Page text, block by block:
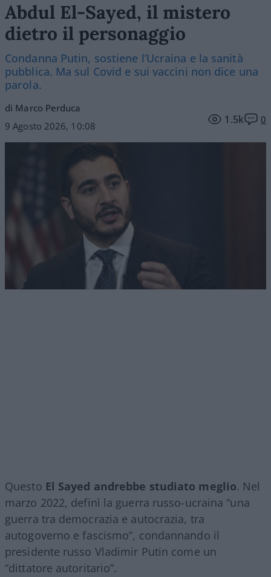
Abdul El-Sayed, il mistero
dietro il personaggio
Condanna Putin, sostiene l’Ucraina e la sanità
pubblica. Ma sul Covid e sui vaccini non dice una
parola.
di Marco Perduca
9 Agosto 2026, 10:08
1.5k 0
Questo El Sayed andrebbe studiato meglio. Nel
marzo 2022, definì la guerra russo-ucraina “una
guerra tra democrazia e autocrazia, tra
autogoverno e fascismo”, condannando il
presidente russo Vladimir Putin come un
“dittatore autoritario”.